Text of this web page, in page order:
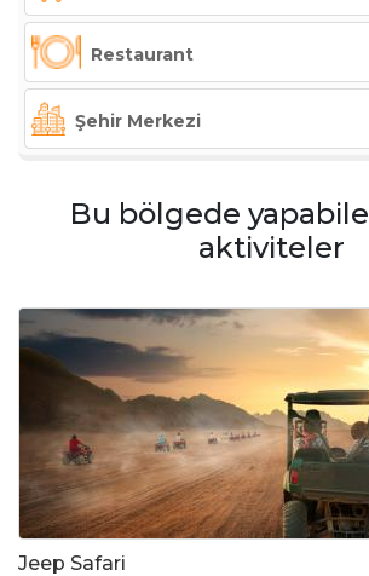
Restaurant
Şehir Merkezi
Bu bölgede
aktiviteler
Jeep Safari